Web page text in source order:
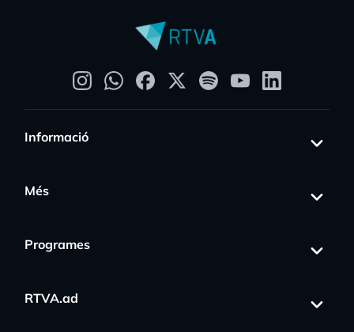
Informació
Més
Programes
RTVA.ad